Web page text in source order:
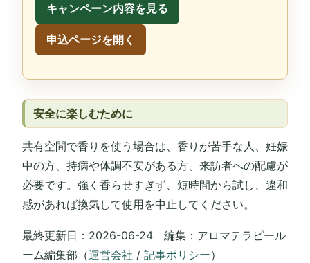
キャンペーン内容を見る
申込ページを開く
安全に楽しむために
共有空間で香りを使う場合は、香りが苦手な人、妊娠
中の方、持病や体調不安がある方、来訪者への配慮が
必要です。強く香らせすぎず、短時間から試し、違和
感があれば換気して使用を中止してください。
最終更新日：2026-06-24 編集：アロマテラピール
ーム編集部（運営会社 / 記事ポリシー）